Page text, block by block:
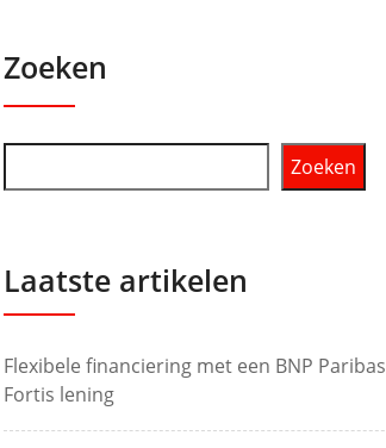
Zoeken
Zoeken
Laatste artikelen
Flexibele financiering met een BNP Paribas
Fortis lening